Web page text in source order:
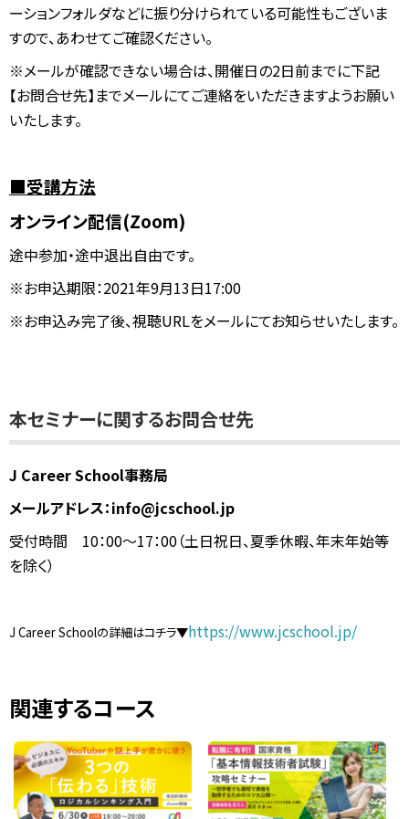
ーションフォルダなどに振り分けられている可能性もございま
すので、あわせてご確認ください。
※メールが確認できない場合は、開催日の2日前までに下記
【お問合せ先】までメールにてご連絡をいただきますようお願い
いたします。
■受講方法
オンライン配信(Zoom)
途中参加・途中退出自由です。
※お申込期限：2021年9月13日17:00
※お申込み完了後、視聴URLをメールにてお知らせいたします。
本セミナーに関するお問合せ先
J Career School事務局
メールアドレス：info@jcschool.jp
受付時間 10：00〜17：00（土日祝日、夏季休暇、年末年始等
を除く）
J Career Schoolの詳細はコチラ▼https://www.jcschool.jp/
関連するコース